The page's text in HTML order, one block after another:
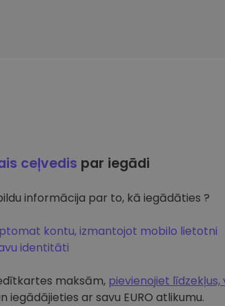
ceļvedis par iegādi
informācija par to, kā iegādāties ?
kontu, izmantojot mobilo lietotni
identitāti
maksām, pievienojiet līdzekļus,
iegādājieties ar savu EURO atlikumu.